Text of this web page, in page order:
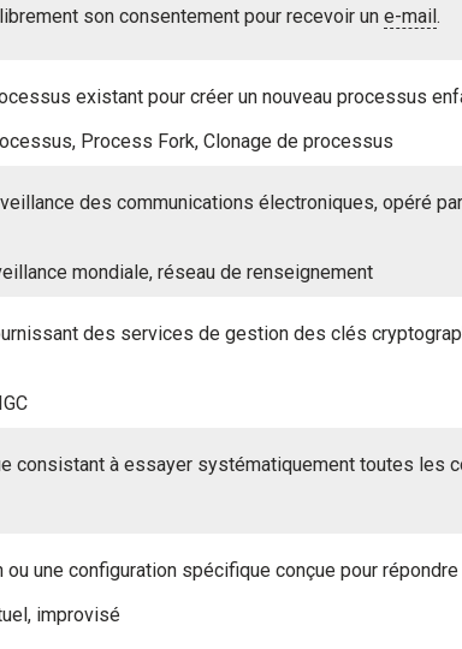
son consentement pour recevoir un e-mail .
existant pour créer un nouveau processus
Process Fork, Clonage de processus
des communications électroniques, opéré
mondiale, réseau de renseignement
des services de gestion des clés
consistant à essayer systématiquement toutes les
une configuration spécifique conçue pour
improvisé